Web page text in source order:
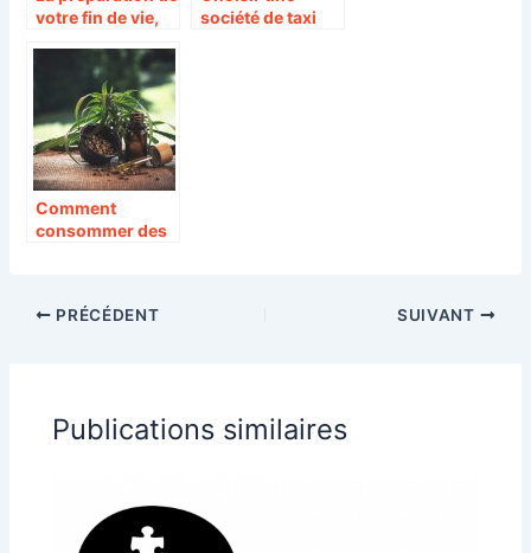
votre fin de vie,
société de taxi
Comment
consommer des
PRÉCÉDENT SUIVANT
Publications similaires